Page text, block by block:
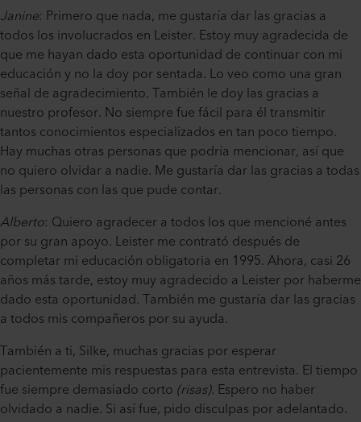
Janine: Primero que nada, me gustaría dar las gracias a
todos los involucrados en Leister. Estoy muy agradecida de
que me hayan dado esta oportunidad de continuar con mi
educación y no la doy por sentada. Lo veo como una gran
señal de agradecimiento. También le doy las gracias a
nuestro profesor. No siempre fue fácil para él transmitir
tantos conocimientos especializados en tan poco tiempo.
Hay muchas otras personas que podría mencionar, así que
no quiero olvidar a nadie. Me gustaría dar las gracias a todas
las personas con las que pude contar.
Alberto: Quiero agradecer a todos los que mencioné antes
por su gran apoyo. Leister me contrató después de
completar mi educación obligatoria en 1995. Ahora, casi 26
años más tarde, estoy muy agradecido a Leister por haberme
dado esta oportunidad. También me gustaría dar las gracias
a todos mis compañeros por su ayuda.
También a ti, Silke, muchas gracias por esperar
pacientemente mis respuestas para esta entrevista. El tiempo
fue siempre demasiado corto (risas). Espero no haber
olvidado a nadie. Si así fue, pido disculpas por adelantado.